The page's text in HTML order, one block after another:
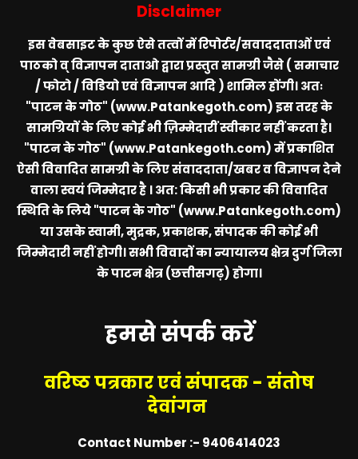
Disclaimer
इस वेबसाइट के कुछ ऐसे तत्वों में रिपोर्टर/सवाददाताओं एवं
पाठको व् विज्ञापन दाताओ द्वारा प्रस्तुत सामग्री जैसे ( समाचार
/ फोटो / विडियो एवं विज्ञापन आदि ) शामिल होंगी। अतः
"पाटन के गोठ" (www.Patankegoth.com)इस तरह के
सामग्रियों के लिए कोई भी ज़िम्मेदारीं स्वीकार नहीं करता है।
"पाटन के गोठ" (www.Patankegoth.com)में प्रकाशित
ऐसी विवादित सामग्री के लिए संवाददाता/खबर व विज्ञापन देने
वाला स्वयं जिम्मेदार है । अत: किसी भी प्रकार की विवादित
स्थिति के लिये"पाटन के गोठ" (www.Patankegoth.com)
या उसके स्वामी, मुद्रक, प्रकाशक, संपादक की कोई भी
जिम्मेदारी नहीं होगी। सभी विवादों का न्यायालय क्षेत्र दुर्ग जिला
के पाटन क्षेत्र (छत्तीसगढ़) होगा।
हमसे संपर्क करें
वरिष्ठ पत्रकार एवं संपादक - संतोष
देवांगन
Contact Number :- 9406414023